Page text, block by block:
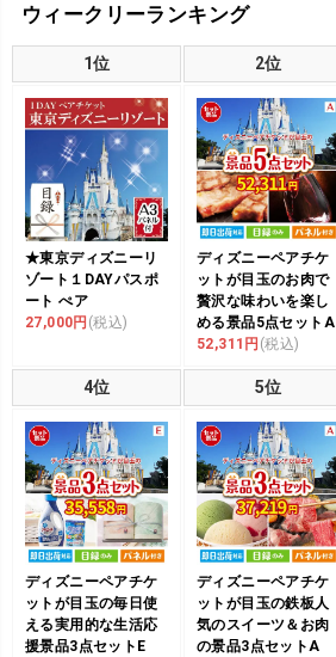
ウィークリーランキング
1位 2位
★東京ディズニーリ
ゾート１DAYパスポ
ート ぺア
27,000円 (税込)
ディズニーペアチケ
ットが目玉のお肉で
贅沢な味わいを楽し
める景品5点セットA
52,311円 (税込)
4位 5位
ディズニーペアチケ
ットが目玉の毎日使
える実用的な生活応
援景品3点セットE
ディズニーペアチケ
ットが目玉の鉄板人
気のスイーツ＆お肉
の景品3点セットA